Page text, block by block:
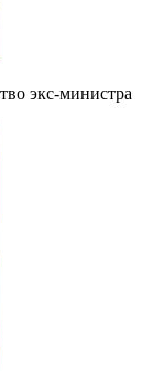
экс-министра